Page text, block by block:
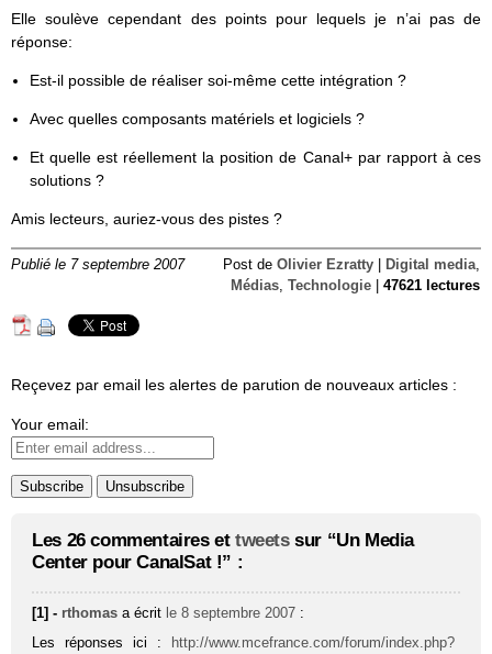
Elle soulève cependant des points pour lequels je n’ai pas de
réponse:
Est-il possible de réaliser soi-même cette intégration ?
Avec quelles composants matériels et logiciels ?
Et quelle est réellement la position de Canal+ par rapport à ces
solutions ?
Amis lecteurs, auriez-vous des pistes ?
Publié le 7 septembre 2007 Post de Olivier Ezratty Digital media,
Médias, Technologie 47621 lectures
Reçevez par email les alertes de parution de nouveaux articles :
Your email:
Les 26 commentaires et tweetssur “Un Media
Center pour CanalSat !” :
[1] - rthomas a écrit le 8 septembre 2007 :
Les réponses ici :
http://www.mcefrance.com/forum/index.php?